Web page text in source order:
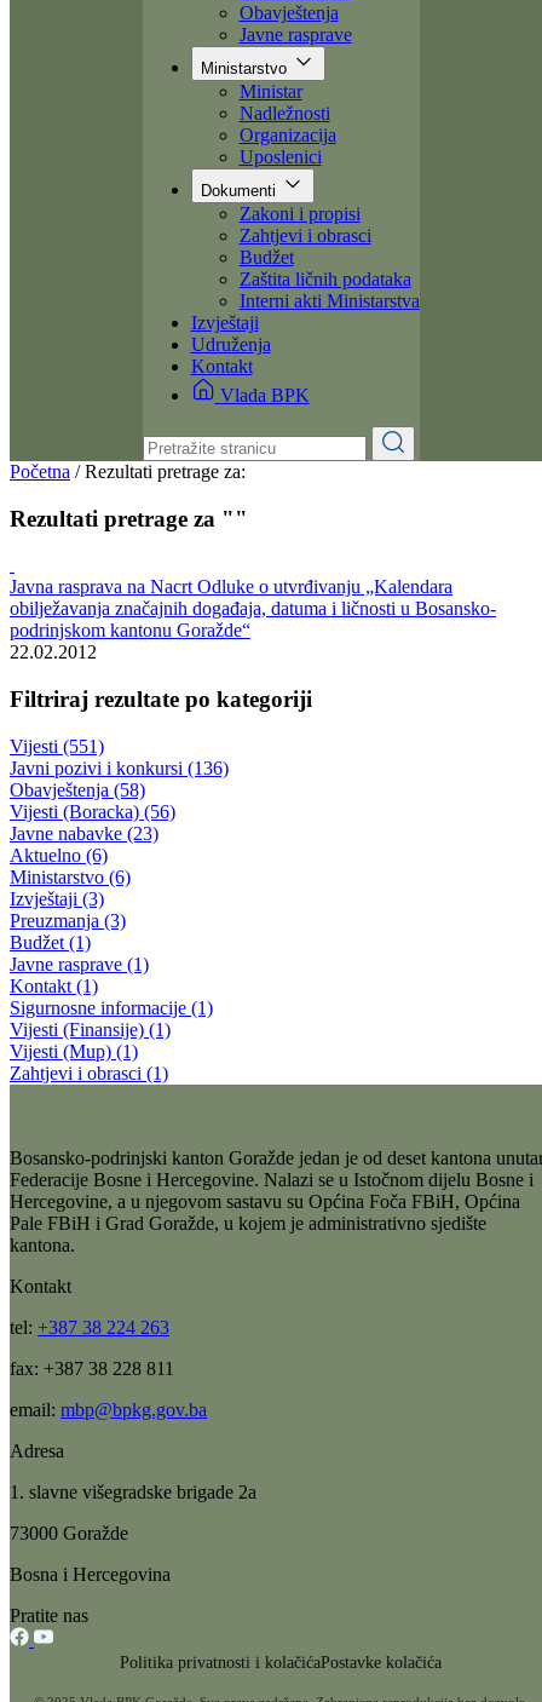
Sve vijesti
Konkursi i oglasi
Javne nabavke
Obavještenja
Javne rasprave
Ministarstvo
Ministar
Nadležnosti
Organizacija
Uposlenici
Dokumenti
Zakoni i propisi
Zahtjevi i obrasci
Budžet
Zaštita ličnih podataka
Interni akti Ministarstva
Izvještaji
Udruženja
Vlada BPK
Rezultati pretrage za:
Rezultati pretrage za ""